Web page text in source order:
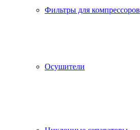
Фильтры для компрессоров
Осушители